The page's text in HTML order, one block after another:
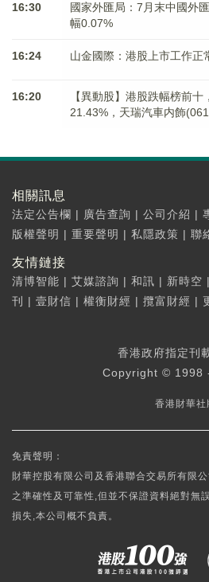
16:30
國家外匯局：7月末中國外
幅0.07%
16:24 山金國際：港股上市工作正
16:20
【異動股】港股跌幅榜前
21.43%，天瑞汽車内飾
相關訊息
法定公告欄 | 廣告查詢 | 公司介紹 |
版權聲明 | 重要聲明 | 私隱政策 | 聯
友情鏈接
清博智能 | 艾媒諮詢 | 和訊 | 新時空 |
刊
| 壹財信 | 權衡財經 | 攬富財經 |
香港政府指定刊
Copyright © 1998
香港財華社
免責聲明：
財華控股有限公司及香港聯合交易所有限
之準確性及可靠性,但並不保證資料絕對無
損失,本公司概不負責。